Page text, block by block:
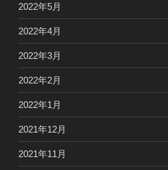
2022年5月
2022年4月
2022年3月
2022年2月
2022年1月
2021年12月
2021年11月